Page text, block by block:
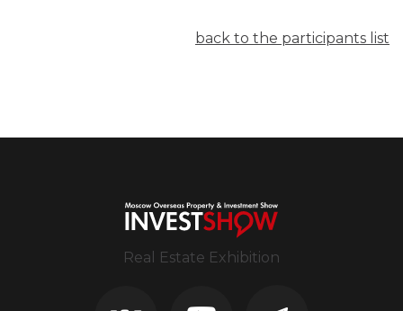
back to the participants list
Real Estate Exhibition